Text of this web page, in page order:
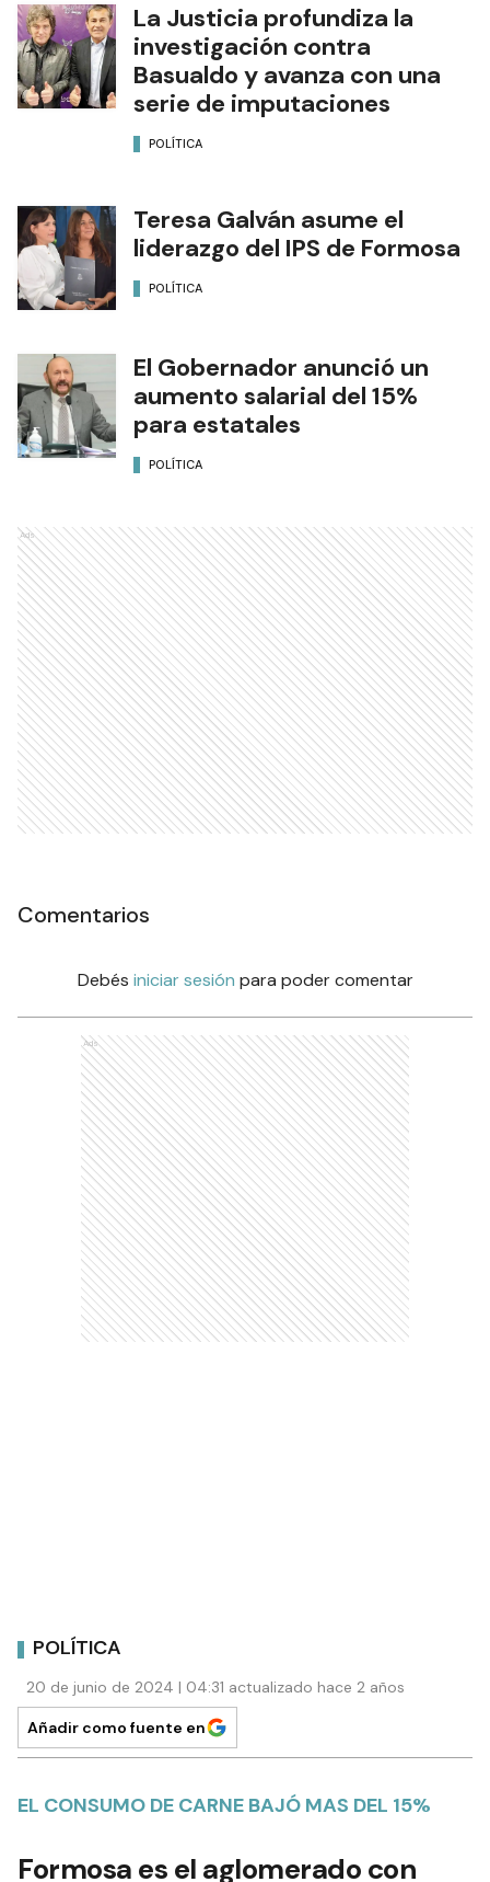
La Justicia profundiza la
investigación contra
Basualdo y avanza con una
serie de imputaciones
POLÍTICA
Teresa Galván asume el
liderazgo del IPS de Formosa
POLÍTICA
El Gobernador anunció un
aumento salarial del 15%
para estatales
POLÍTICA
Ads
Comentarios
Debés iniciar sesión para poder comentar
Ads
POLÍTICA
20 de junio de 2024 | 04:31 actualizado hace 2 años
Añadir como fuente en
EL CONSUMO DE CARNE BAJÓ MAS DEL 15%
Formosa es el aglomerado con